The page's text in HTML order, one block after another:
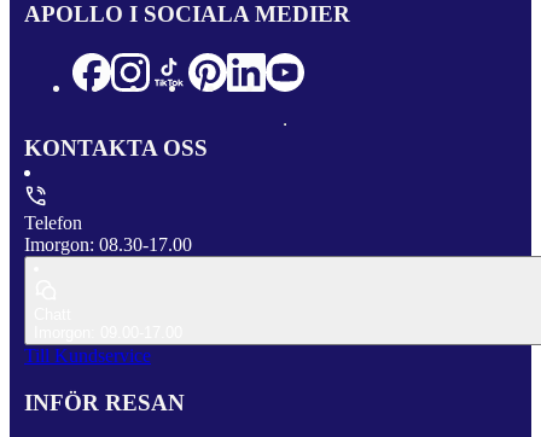
APOLLO I SOCIALA MEDIER
KONTAKTA OSS
Telefon
Imorgon: 08.30-17.00
Till Kundservice
INFÖR RESAN